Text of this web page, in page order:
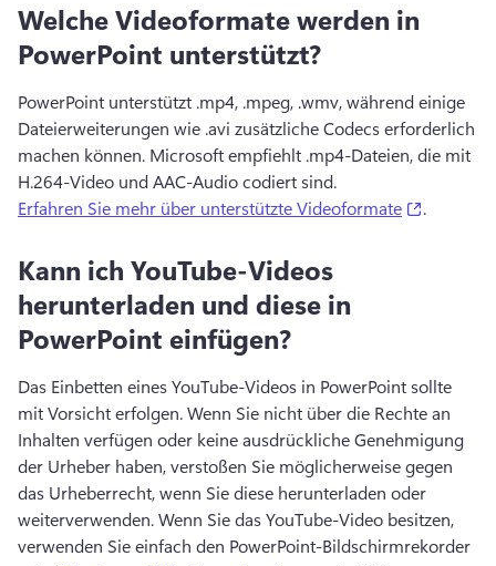
Welche Videoformate werden in
PowerPoint unterstützt?
PowerPoint unterstützt .mp4, .mpeg, .wmv, während einige
Dateierweiterungen wie .avi zusätzliche Codecs erforderlich
machen können. Microsoft empfiehlt .mp4-Dateien, die mit
H.264-Video und AAC-Audio codiert sind.
Erfahren Sie mehr über unterstützte Videoformate
.
Kann ich YouTube-Videos
herunterladen und diese in
PowerPoint einfügen?
Das Einbetten eines YouTube-Videos in PowerPoint sollte
mit Vorsicht erfolgen. Wenn Sie nicht über die Rechte an
Inhalten verfügen oder keine ausdrückliche Genehmigung
der Urheber haben, verstoßen Sie möglicherweise gegen
das Urheberrecht, wenn Sie diese herunterladen oder
weiterverwenden. Wenn Sie das YouTube-Video besitzen,
verwenden Sie einfach den PowerPoint-Bildschirmrekorder